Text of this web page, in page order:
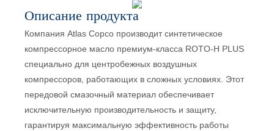
Описание продукта
Компания Atlas Copco производит синтетическое
компрессорное масло премиум-класса ROTO-H PLUS
специально для центробежных воздушных
компрессоров, работающих в сложных условиях. Этот
передовой смазочный материал обеспечивает
исключительную производительность и защиту,
гарантируя максимальную эффективность работы